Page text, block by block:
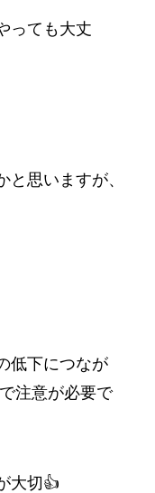
っても大丈
と思いますが、
低下につなが
注意が必要で
大切👍